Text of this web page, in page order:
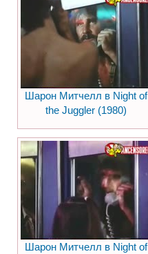
Шарон Митчелл в Night of
the Juggler (1980)
Шарон Митчелл в Night of